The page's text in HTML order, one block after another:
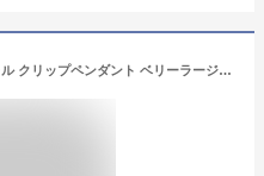
K18WG ダイヤモンド フリヴォル クリップペンダント ベリーラージモデル (J328444) [並行輸入品]